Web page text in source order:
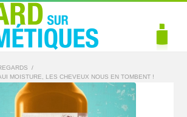
/
MOISTURE, LES CHEVEUX NOUS EN TOMBENT !